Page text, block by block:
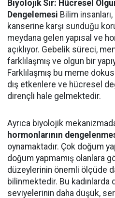
Biyolojik Sır: Hücresel
Dengelemesi Bilim
kanserine karşı sunduğu
meydana gelen yapısal ve
açıklıyor. Gebelik süreci,
farklılaşmış ve olgun bir
Farklılaşmış bu meme
dış etkenlere ve hücresel
dirençli hale gelmektedir.
Ayrıca biyolojik
hormonlarının
oynamaktadır. Çok doğum
doğum yapmamış olanlara
düzeylerinin önemli ölçüde
bilinmektedir. Bu kadınlarda
seviyelerinin daha düşük,